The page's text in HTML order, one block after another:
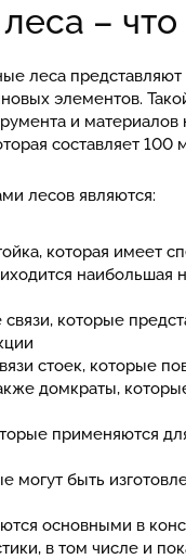
–
леса представляют
элементов.
и материалов
составляет 100
лесов являются:
которая имеет
наибольшая
связи, которые
стоек, которые
домкраты,
применяются
могут быть
основными в
в том числе и